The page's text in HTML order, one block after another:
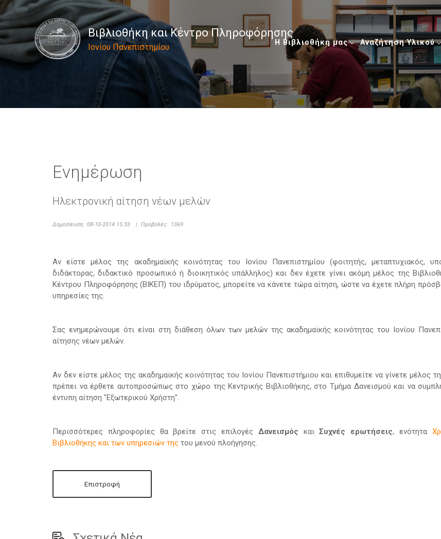
Βιβλιοθήκη και Κέντρο Πληροφόρησης
Ιονίου Πανεπιστημίου
Η Βιβλιοθήκη μας Αναζήτηση Υλικού
Ενημέρωση
Ηλεκτρονική αίτηση νέων μελών
Δημοσίευση: 08-10-2014 15:33 | Προβολές: 1369
Αν είστε μέλος της ακαδημαϊκής κοινότητας του Ιονίου Πανεπιστημίου (φοιτητής, μεταπτυχιακός,
διδάκτορας, διδακτικό προσωπικό ή διοικητικός υπάλληλος) και δεν έχετε γίνει ακόμη μέλος της
Κέντρου Πληροφόρησης (ΒΙΚΕΠ) του ιδρύματος, μπορείτε να κάνετε τώρα αίτηση, ώστε να έχετε πλήρη
υπηρεσίες της.
Σας ενημερώνουμε ότι είναι στη διάθεση όλων των μελών της ακαδημαϊκής κοινότητας του Ιονίου
αίτησης νέων μελών.
Αν δεν είστε μέλος της ακαδημαϊκής κοινότητας του Ιονίου Πανεπιστήμιου και επιθυμείτε να γίνετε μέλος
πρέπει να έρθετε αυτοπροσώπως στο χώρο της Κεντρικής Βιβλιοθήκης, στο Τμήμα Δανεισμού και να
έντυπη αίτηση "Εξωτερικού Χρήστη".
Περισσότερες πληροφορίες θα βρείτε στις επιλογές Δανεισμός καιΣυχνές ερωτήσεις, ενότητα
Βιβλιοθήκης και των υπηρεσιών της του μενού πλοήγησης.
Επιστροφή